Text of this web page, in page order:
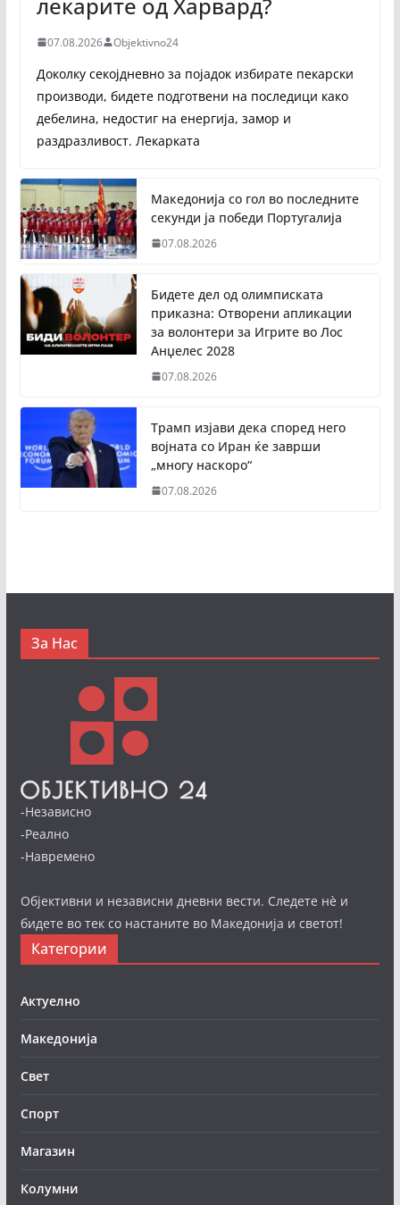
07.08.2026 Objektivno24
Доколку секојдневно за појадок избирате пекарски
производи, бидете подготвени на последици како
дебелина, недостиг на енергија, замор и
раздразливост. Лекарката
Македонија со гол во последните
секунди ја победи Португалија
07.08.2026
Бидете дел од олимписката
приказна: Отворени апликации
за волонтери за Игрите во Лос
Анџелес 2028
07.08.2026
Трамп изјави дека според него
војната со Иран ќе заврши
„многу наскоро“
07.08.2026
За Нас
-Независно
-Реално
-Навремено
Објективни и независни дневни вести. Следете нè и
бидете во тек со настаните во Македонија и светот!
Категории
Актуелно
Македонија
Свет
Спорт
Магазин
Колумни